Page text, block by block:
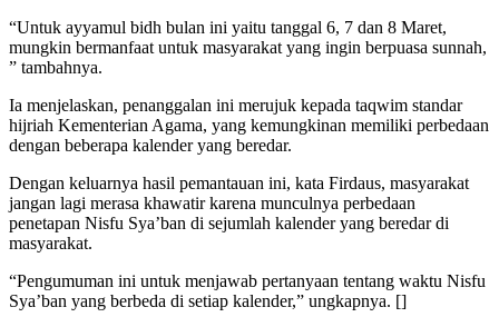
“Untuk ayyamul bidh bulan ini yaitu tanggal 6, 7 dan 8 Maret,
mungkin bermanfaat untuk masyarakat yang ingin berpuasa sunnah,
” tambahnya.
Ia menjelaskan, penanggalan ini merujuk kepada taqwim standar
hijriah Kementerian Agama, yang kemungkinan memiliki perbedaan
dengan beberapa kalender yang beredar.
Dengan keluarnya hasil pemantauan ini, kata Firdaus, masyarakat
jangan lagi merasa khawatir karena munculnya perbedaan
penetapan Nisfu Sya’ban di sejumlah kalender yang beredar di
masyarakat.
“Pengumuman ini untuk menjawab pertanyaan tentang waktu Nisfu
Sya’ban yang berbeda di setiap kalender,” ungkapnya. []